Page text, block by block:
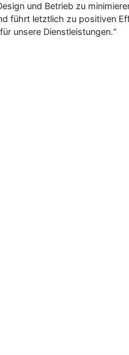
und Betrieb zu
führt letztlich zu positiven
unsere Dienstleistungen.“